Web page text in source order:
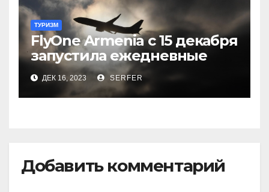
ТУРИЗМ
FlyOne Armenia с 15 декабря
запустила ежедневные
рейсы в Шереметьево
ДЕК 16, 2023 SERFER
Добавить комментарий